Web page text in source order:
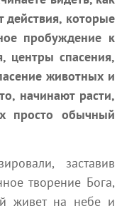
которые
пробуждение к
центры спасения,
животных и
начинают расти,
просто обычный
заставив
творение Бога,
живет на небе и